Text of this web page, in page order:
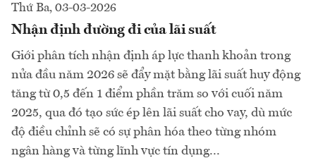
Thứ Ba, 03-03-2026
Nhận định đường đi của lãi suất
Giới phân tích nhận định áp lực thanh khoản trong
nửa đầu năm 2026 sẽ đẩy mặt bằng lãi suất huy động
tăng từ 0,5 đến 1 điểm phần trăm so với cuối năm
2025, qua đó tạo sức ép lên lãi suất cho vay, dù mức
độ điều chỉnh sẽ có sự phân hóa theo từng nhóm
ngân hàng và từng lĩnh vực tín dụng...